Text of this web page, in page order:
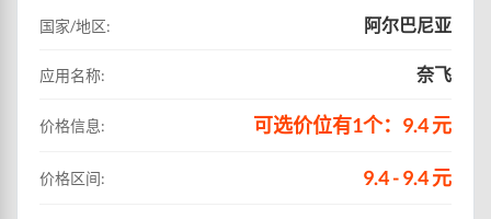
国家/地区:
阿尔巴尼亚
应用名称: 奈飞
价格信息: 可选价位有1个：9.4 元
价格区间: 9.4 - 9.4 元